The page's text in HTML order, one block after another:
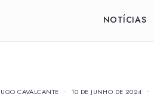
NOTÍCIAS
CAVALCANTE • 10 DE JUNHO DE 2024 •